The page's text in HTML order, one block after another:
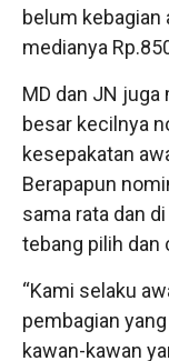
belum kebagian
medianya
MD dan JN juga
besar kecilnya
kesepakatan
Berapapun
sama rata dan
tebang pilih dan
“Kami selaku
pembagian
kawan-kawan